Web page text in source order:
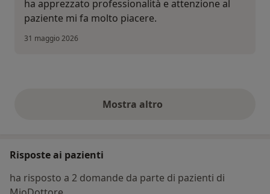
ha apprezzato professionalità e attenzione al
paziente mi fa molto piacere.
31 maggio 2026
Mostra altroopinioni di cui sopra
Risposte ai pazienti
ha risposto a 2 domande da parte di pazienti di